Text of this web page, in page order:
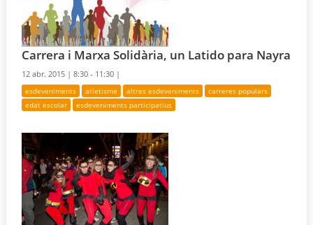
Carrera i Marxa Solidària, un Latido para Nayra
12 abr. 2015 |8:30 - 11:30 |
esdeveniments atletisme altres esdeveniments
carreres populars
edat escolar
esdeveniments participatius